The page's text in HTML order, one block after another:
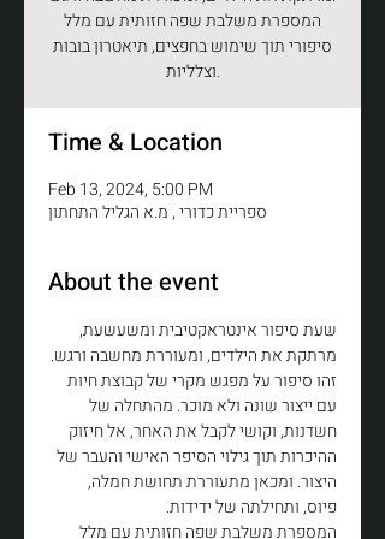
המספרת משלבת שפה חזותית עם מלל
סיפורי תוך שימוש בחפצים, תיאטרון בובות
וצלליות.
Time & Location
Feb 13, 2024, 5:00 PM
ספריית כדורי , מ.א הגליל התחתון
About the event
שעת סיפור אינטראקטיבית ומשעשעת,
זהו סיפור על מפגש מקרי של קבוצת חיות
עם ייצור שונה ולא מוכר. מהתחלה של
חשדנות, וקושי לקבל את האחר, אל חיזוק
ההיכרות תוך גילוי הסיפר האישי והעבר של
היצור. ומכאן מתעוררת תחושת חמלה,
המספרת משלבת שפה חזותית עם מלל